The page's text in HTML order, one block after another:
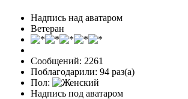
Надпись над аватаром
Ветеран
Сообщений: 2261
Поблагодарили: 94 раз(а)
Пол:
Надпись под аватаром